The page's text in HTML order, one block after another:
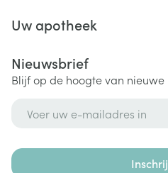
Uw apotheek
Nieuwsbrief
Blijf op de hoogte van